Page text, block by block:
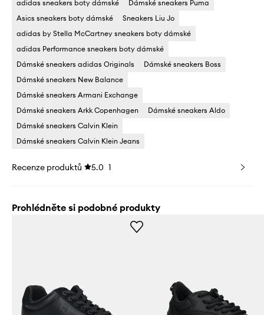
adidas sneakers boty dámské
Dámské sneakers Puma
Asics sneakers boty dámské
Sneakers Liu Jo
adidas by Stella McCartney sneakers boty dámské
adidas Performance sneakers boty dámské
Dámské sneakers adidas Originals
Dámské sneakers Boss
Dámské sneakers New Balance
Dámské sneakers Armani Exchange
Dámské sneakers Arkk Copenhagen
Dámské sneakers Aldo
Dámské sneakers Calvin Klein
Dámské sneakers Calvin Klein Jeans
Recenze produktů 5.0 1
Prohlédněte si podobné produkty